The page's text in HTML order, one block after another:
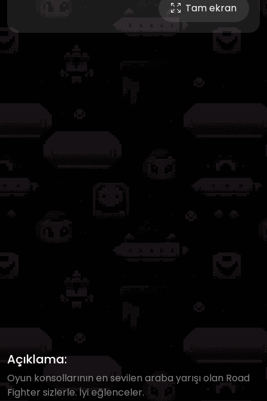
Tam ekran
Açıklama:
Oyun konsollarının en sevilen araba yarışı olan Road
Fighter sizlerle. İyi eğlenceler.